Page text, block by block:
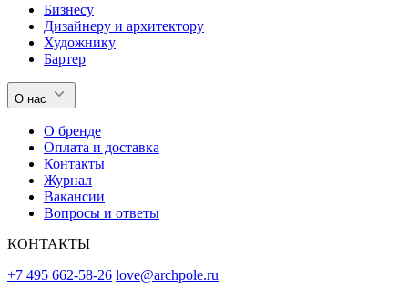
Бизнесу
Дизайнеру и архитектору
Художнику
Бартер
О нас
О бренде
Оплата и доставка
Контакты
Журнал
Вакансии
Вопросы и ответы
КОНТАКТЫ
+7 495 662-58-26 love@archpole.ru